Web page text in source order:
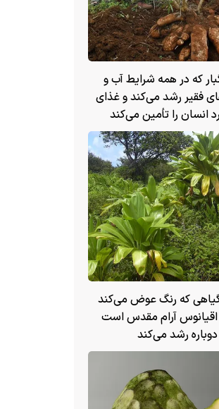
که در همه شرایط آب و
فقیر رشد می‌کند و غذای
انسان را تأمین می‌کند
که رنگ عوض می‌کند
اقیانوس آرام مقدس است
رشد می‌کند